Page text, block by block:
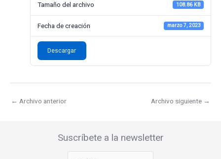
Tamaño del archivo 108.86 KB
Fecha de creación marzo 7, 2023
Descargar
← Archivo anterior Archivo siguiente →
Suscríbete a la newsletter